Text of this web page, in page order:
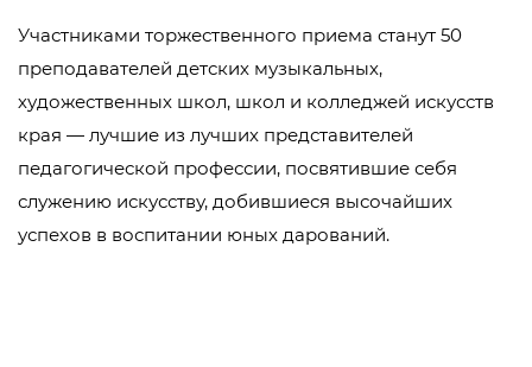
Участниками торжественного приема станут 50
преподавателей детских музыкальных,
художественных школ, школ и колледжей искусств
края — лучшие из лучших представителей
педагогической профессии, посвятившие себя
служению искусству, добившиеся высочайших
успехов в воспитании юных дарований.